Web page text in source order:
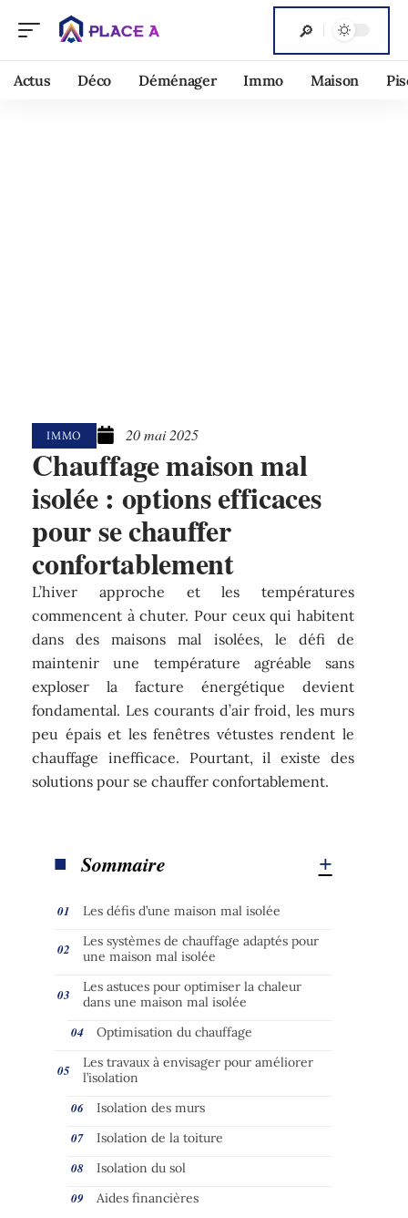
Actus Déco Déménager Immo Maison
IMMO 20 mai 2025
Chauffage maison mal
isolée : options efficaces
pour se chauffer
confortablement
L’hiver approche et les températures
commencent à chuter. Pour ceux qui habitent
dans des maisons mal isolées, le défi de
maintenir une température agréable sans
exploser la facture énergétique devient
fondamental. Les courants d’air froid, les murs
peu épais et les fenêtres vétustes rendent le
chauffage inefficace. Pourtant, il existe des
solutions pour se chauffer confortablement.
Sommaire
Les défis d’une maison mal isolée
Les systèmes de chauffage adaptés pour
une maison mal isolée
Les astuces pour optimiser la chaleur
dans une maison mal isolée
Optimisation du chauffage
Les travaux à envisager pour améliorer
l’isolation
Isolation des murs
Isolation de la toiture
Isolation du sol
Aides financières